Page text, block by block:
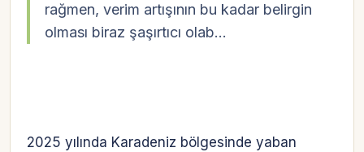
rağmen, verim artışının bu kadar belirgin
olması biraz şaşırtıcı olab…
2025 yılında Karadeniz bölgesinde yaban